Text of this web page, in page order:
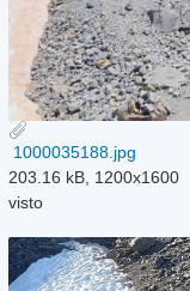
1000035188.jpg
203.16 kB, 1200x1600
visto